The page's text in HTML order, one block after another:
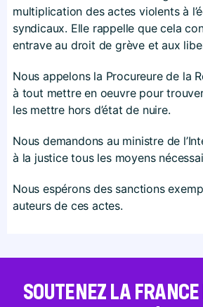
multiplication des actes violents à
syndicaux. Elle rappelle que cela
entrave au droit de grève et aux
Nous appelons la Procureure de la
à tout mettre en oeuvre pour
les mettre hors d’état de nuire.
Nous demandons au ministre de
à la justice tous les moyens
Nous espérons des sanctions
auteurs de ces actes.
SOUTENEZ LA